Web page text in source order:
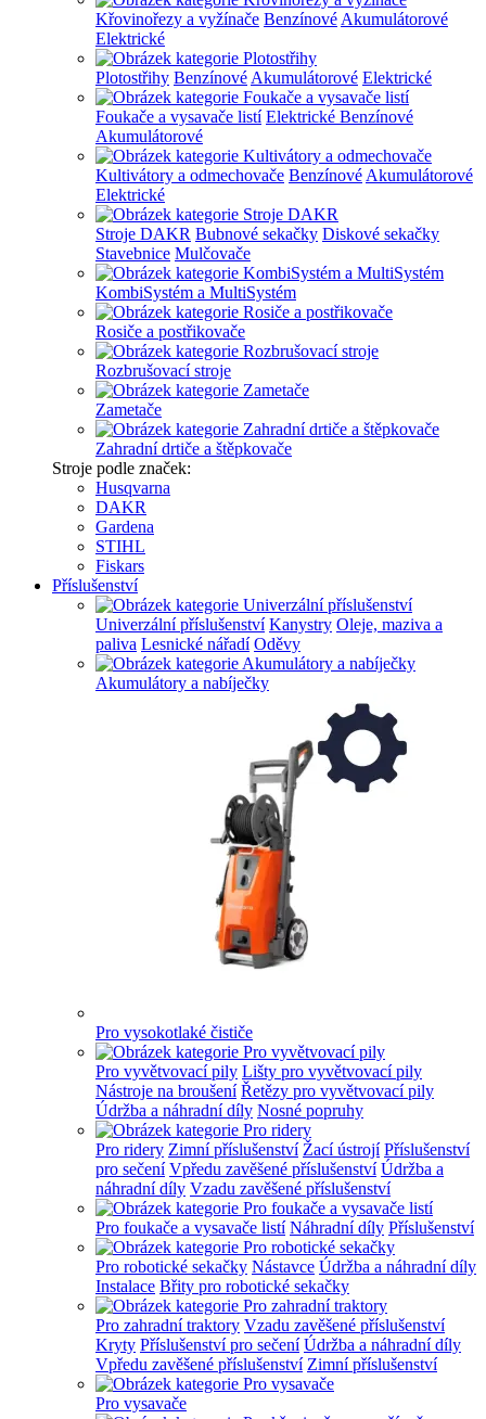
Křovinořezy a vyžínače Benzínové Akumulátorové
Elektrické
Plotostřihy Benzínové Akumulátorové Elektrické
Foukače a vysavače listí Elektrické Benzínové
Akumulátorové
Kultivátory a odmechovače Benzínové Akumulátorové
Elektrické
Stroje DAKR Bubnové sekačky Diskové sekačky
Stavebnice Mulčovače
KombiSystém a MultiSystém
Rosiče a postřikovače
Rozbrušovací stroje
Zametače
Zahradní drtiče a štěpkovače
Stroje podle značek:
Husqvarna
DAKR
Gardena
STIHL
Fiskars
Příslušenství
Univerzální příslušenství Kanystry Oleje, maziva a
paliva Lesnické nářadí Oděvy
Akumulátory a nabíječky
Pro vysokotlaké čističe
Pro vyvětvovací pily Lišty pro vyvětvovací pily
Nástroje na broušení Řetězy pro vyvětvovací pily
Údržba a náhradní díly Nosné popruhy
Pro ridery Zimní příslušenství Žací ústrojí Příslušenství
pro sečení Vpředu zavěšené příslušenství Údržba a
náhradní díly Vzadu zavěšené příslušenství
Pro foukače a vysavače listí Náhradní díly Příslušenství
Pro robotické sekačky Nástavce Údržba a náhradní díly
Instalace Břity pro robotické sekačky
Pro zahradní traktory Vzadu zavěšené příslušenství
Kryty Příslušenství pro sečení Údržba a náhradní díly
Vpředu zavěšené příslušenství Zimní příslušenství
Pro vysavače